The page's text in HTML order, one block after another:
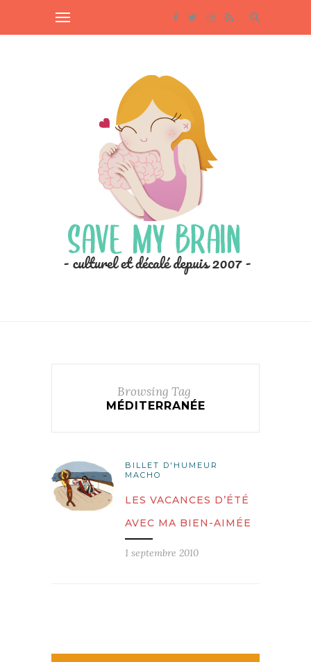
Browsing Tag
MÉDITERRANÉE
BILLET D'HUMEUR
MACHO
LES VACANCES D’ÉTÉ
AVEC MA BIEN-AIMÉE
1 septembre 2010